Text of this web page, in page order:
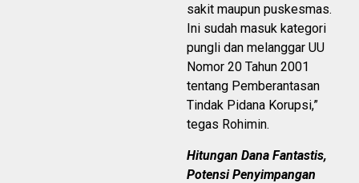
sakit maupun puskesmas.
Ini sudah masuk kategori
pungli dan melanggar UU
Nomor 20 Tahun 2001
tentang Pemberantasan
Tindak Pidana Korupsi,”
tegas Rohimin.
Hitungan Dana Fantastis,
Potensi Penyimpangan